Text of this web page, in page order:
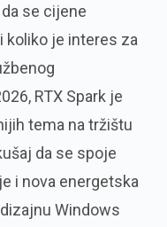
se cijene
koliko je interes za
RTX Spark je
tema na tržištu
da se spoje
i nova energetska
Windows